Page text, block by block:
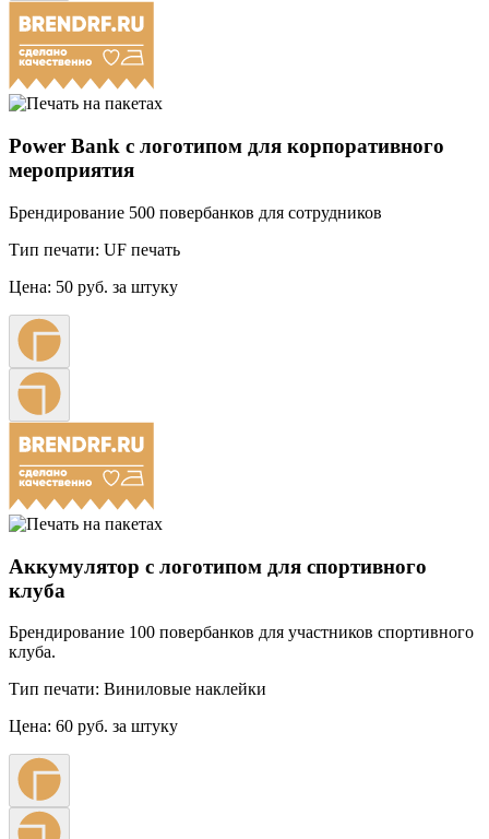
Power Bank с логотипом для корпоративного
мероприятия
Брендирование 500 повербанков для сотрудников
Тип печати: UF печать
Цена: 50 руб. за штуку
Аккумулятор с логотипом для спортивного
клуба
Брендирование 100 повербанков для участников спортивного
клуба.
Тип печати: Виниловые наклейки
Цена: 60 руб. за штуку